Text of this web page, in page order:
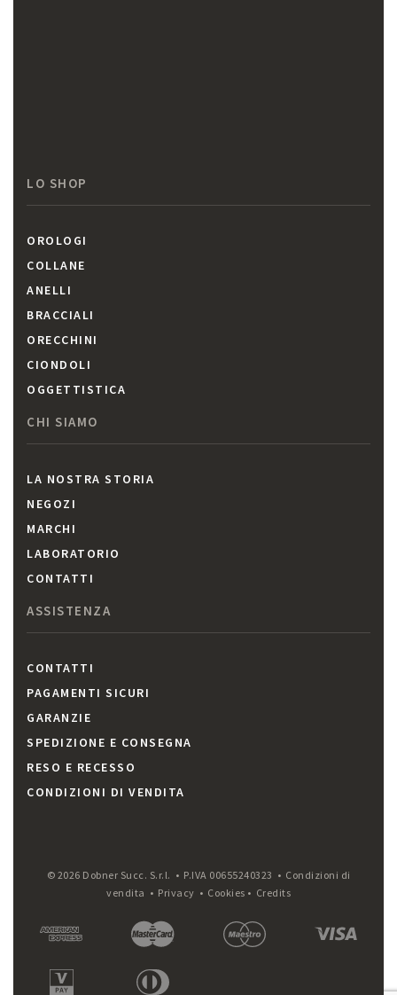
LO SHOP
OROLOGI
COLLANE
ANELLI
BRACCIALI
ORECCHINI
CIONDOLI
OGGETTISTICA
CHI SIAMO
LA NOSTRA STORIA
NEGOZI
MARCHI
LABORATORIO
CONTATTI
ASSISTENZA
CONTATTI
PAGAMENTI SICURI
GARANZIE
SPEDIZIONE E CONSEGNA
RESO E RECESSO
CONDIZIONI DI VENDITA
© 2026 Dobner Succ. S.r.l. • P.IVA 00655240323 • Condizioni di
vendita • Privacy • Cookies • Credits